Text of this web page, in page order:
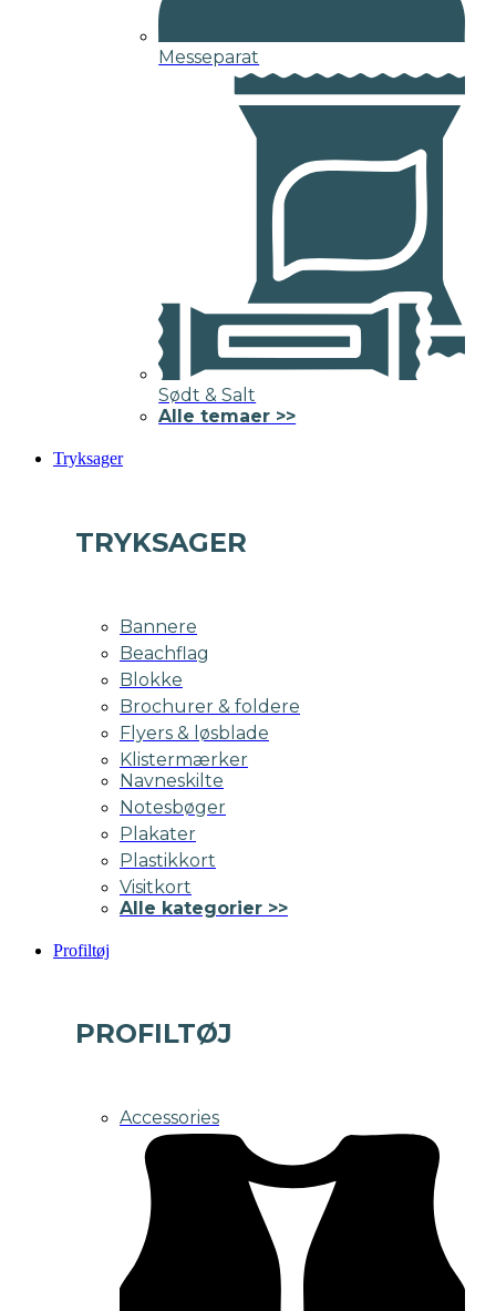
Messeparat
Sødt & Salt
Alle temaer >>
Tryksager
TRYKSAGER
Bannere
Beachflag
Blokke
Brochurer & foldere
Flyers & løsblade
Klistermærker
Navneskilte
Notesbøger
Plakater
Plastikkort
Visitkort
Alle kategorier >>
Profiltøj
PROFILTØJ
Accessories